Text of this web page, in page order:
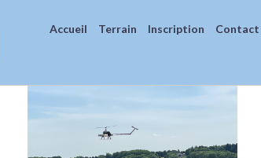
Accueil Terrain Inscription Contact